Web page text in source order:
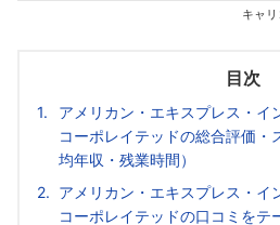
キャ
目次
アメリカン・エキスプレス・イ
コーポレイテッドの総合評価・
均年収・残業時間）
アメリカン・エキスプレス・イ
コーポレイテッドの口コミをテ